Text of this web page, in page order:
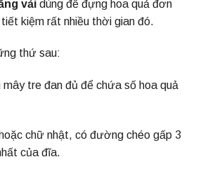
vải dùng để đựng hoa quả đơn
kiệm rất nhiều thời gian đó.
thứ sau:
tre đan đủ để chứa số hoa quả
chữ nhật, có đường chéo gấp 3
của đĩa.